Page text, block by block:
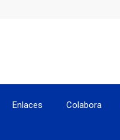
Enlaces Colabora